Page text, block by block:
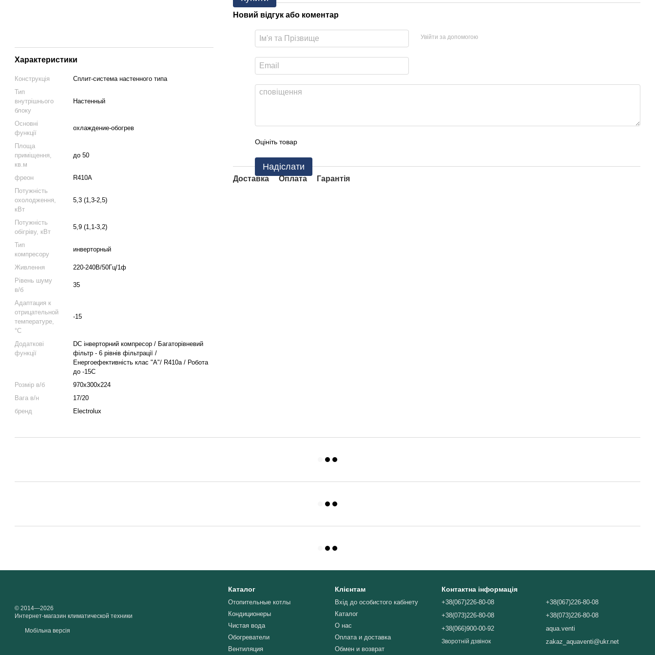
Характеристики
Конструкція
Cплит-система настенного типа
Тип
внутрішнього
блоку
Настенный
Основні
функції
охлаждение-обогрев
Площа
приміщення,
кв.м
до 50
фреон
R410A
Потужність
охолодження,
кВт
5,3 (1,3-2,5)
Потужність
обігріву, кВт
5,9 (1,1-3,2)
Тип
компресору
инверторный
Живлення
220-240В/50Гц/1ф
Рівень шуму
в/б
35
Адаптация к
отрицательной
температуре,
°C
-15
Додаткові
функції
DC інверторний компресор / Багаторівневий
фільтр - 6 рівнів фільтрації /
Енергоефективність клас "А"/ R410а / Робота
до -15С
Розмір в/б
970x300x224
Вага в/н
17/20
бренд
Electrolux
Новий відгук або коментар
Увійти за допомогою
Оцініть товар
Надіслати
Доставка Оплата Гарантія
© 2014—2026
Интернет-магазин климатической техники
Мобільна версія
Каталог
Отопительные котлы
Кондиционеры
Чистая вода
Обогреватели
Вентиляция
Клієнтам
Вхід до особистого кабінету
Каталог
О нас
Оплата и доставка
Обмен и возврат
Контактна інформація
+38(067)226-80-08
+38(073)226-80-08
+38(066)900-00-92
Зворотній дзвінок
+38(067)226-80-08
+38(073)226-80-08
aqua.venti
zakaz_aquaventi@ukr.net